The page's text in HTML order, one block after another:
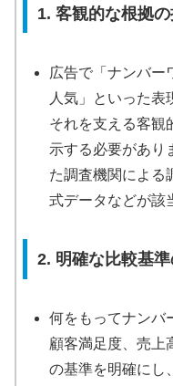
1. 客観的な根拠
広告で「ナンバー
人気」といった表
それを支える客観
示する必要があり
た調査機関による
式データなどが該
2. 明確な比較基
何をもってナンバ
顧客満足度、売上
の基準を明確にし